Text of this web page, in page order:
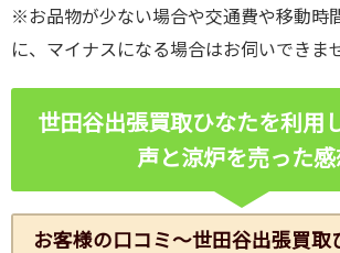
※お品物が少ない場合や交通費や移動時
に、マイナスになる場合はお伺いできま
世田谷出張買取ひなたを利用
声と涼炉を売った
お客様の口コミ～世田谷出張買取